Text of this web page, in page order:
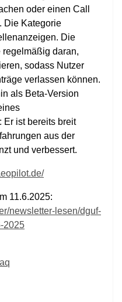
oder einen Call
Die Kategorie
Die
regelmäßig daran,
sodass Nutzer
verlassen können.
als Beta-Version
Er ist bereits breit
aus der
und verbessert.
11.6.2025:
newsletter-lesen/dguf-
2025